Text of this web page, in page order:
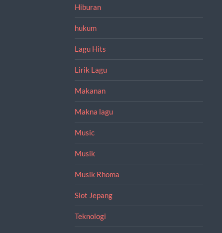
Hiburan
hukum
Lagu Hits
Lirik Lagu
Makanan
Makna lagu
Music
Musik
Musik Rhoma
Slot Jepang
Teknologi